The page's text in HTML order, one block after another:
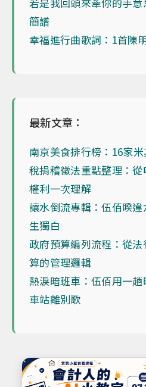
簡譜
幸福進行曲歌詞：1首陳
最新文章：
南京美食排行榜：16家
稅捐稽徵法重點整理：
權利一次理解
讓水倒流專輯：伍佰睽
生獨白
政府預算編列流程：從
算的管理邏輯
熱淚暗班車：伍佰用一
車站離別歌